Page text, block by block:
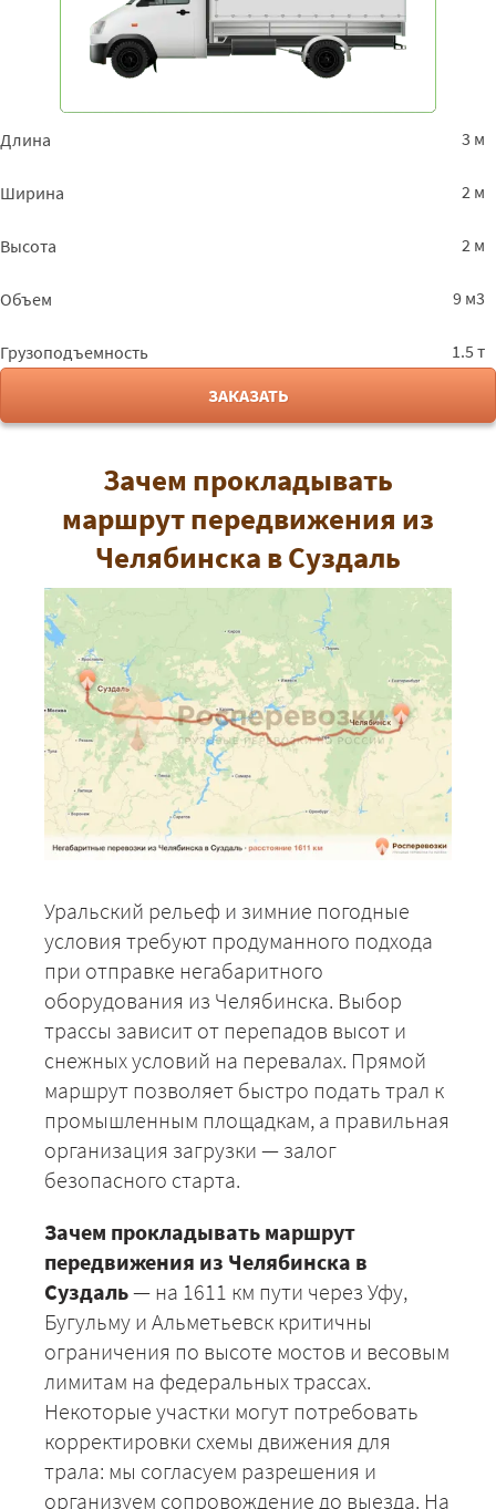
Длина 3 м
Ширина 2 м
Высота 2 м
Объем 9 м3
Грузоподъемность
1.5 т
ЗАКАЗАТЬ
Зачем прокладывать
маршрут передвижения из
Челябинска в Суздаль
Уральский рельеф и зимние погодные
условия требуют продуманного подхода
при отправке негабаритного
оборудования из Челябинска. Выбор
трассы зависит от перепадов высот и
снежных условий на перевалах. Прямой
маршрут позволяет быстро подать трал к
промышленным площадкам, а правильная
организация загрузки — залог
безопасного старта.
Зачем прокладывать маршрут
передвижения из Челябинска в
Суздаль— на 1611 км пути через Уфу,
Бугульму и Альметьевск критичны
ограничения по высоте мостов и весовым
лимитам на федеральных трассах.
Некоторые участки могут потребовать
корректировки схемы движения для
трала: мы согласуем разрешения и
организуем сопровождение до выезда. На